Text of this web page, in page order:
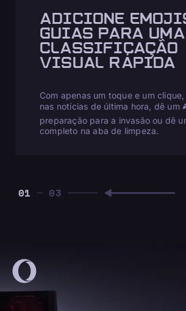
ADICIONE
GUIAS PARA UMA
CLASSIFICAÇÃO
VISUAL RÁPIDA
Com apenas um toque e um
nas notícias de última hora, dê um
preparação para a invasão ou dê
completo na aba de limpeza.
01